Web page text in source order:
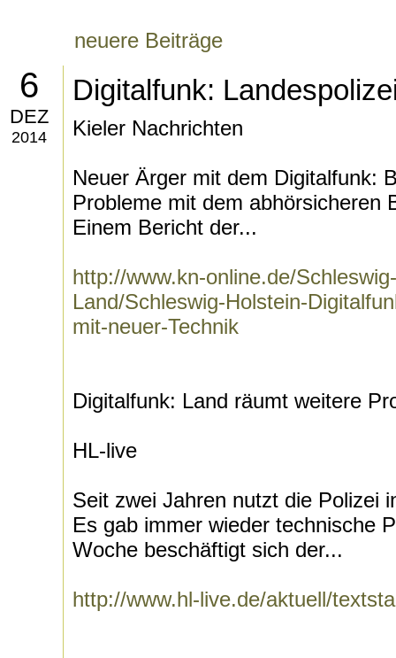
neuere Beiträge
6
DEZ
2014
Digitalfunk:
Kieler Nachrichten
Neuer Ärger mit dem Digitalfunk:
Probleme mit dem abhörsicheren
Einem Bericht der...
http://www.kn-online.de/
Land/Schleswig-Holstein-
mit-neuer-Technik
Digitalfunk: Land räumt weitere
HL-live
Seit zwei Jahren nutzt die Polizei
Es gab immer wieder technische
Woche beschäftigt sich der...
http://www.hl-live.de/aktuell/